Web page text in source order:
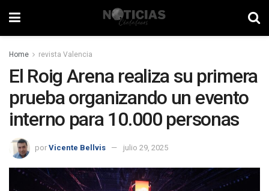
Home revista Valencia
El Roig Arena realiza su primera
prueba organizando un evento
interno para 10.000 personas
por Vicente Bellvis julio 29, 2025